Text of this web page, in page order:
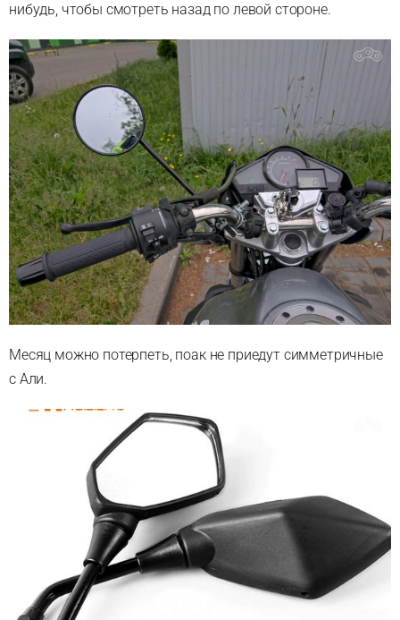
нибудь, чтобы смотреть назад по левой стороне.
Месяц можно потерпеть, поак не приедут симметричные
с Али.